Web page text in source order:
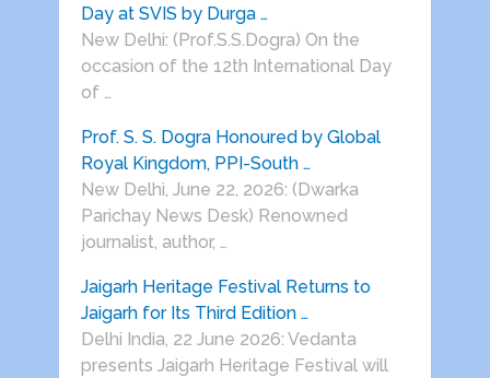
Day at SVIS by Durga …
New Delhi: (Prof.S.S.Dogra) On the
occasion of the 12th International Day
of …
Prof. S. S. Dogra Honoured by Global
Royal Kingdom, PPI-South …
New Delhi, June 22, 2026: (Dwarka
Parichay News Desk) Renowned
journalist, author, …
Jaigarh Heritage Festival Returns to
Jaigarh for Its Third Edition …
Delhi India, 22 June 2026: Vedanta
presents Jaigarh Heritage Festival will